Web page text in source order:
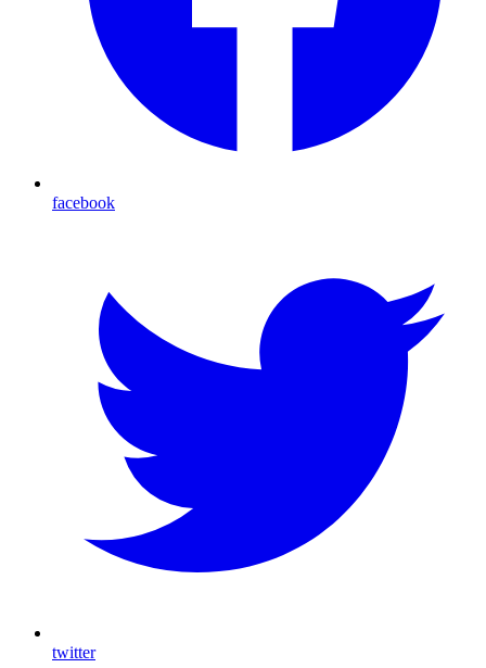
facebook
twitter